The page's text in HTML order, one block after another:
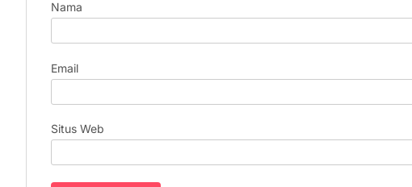
Nama
Email
Situs Web